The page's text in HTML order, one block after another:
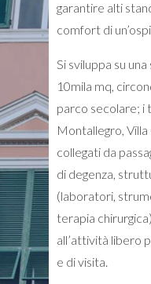
garantire alti
comfort di
Si sviluppa su
10mila mq,
parco secolare; i
Montallegro, Villa
collegati da
di degenza,
(laboratori,
terapia
all’attività libero
e di visita.